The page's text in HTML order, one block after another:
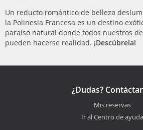
Un reducto romántico de belleza
la Polinesia Francesa es un destino
paraíso natural donde todos nuestros
pueden hacerse realidad. ¡Descúbrela!
¿Dudas?
Mis reservas
Ir al Centro de ayuda